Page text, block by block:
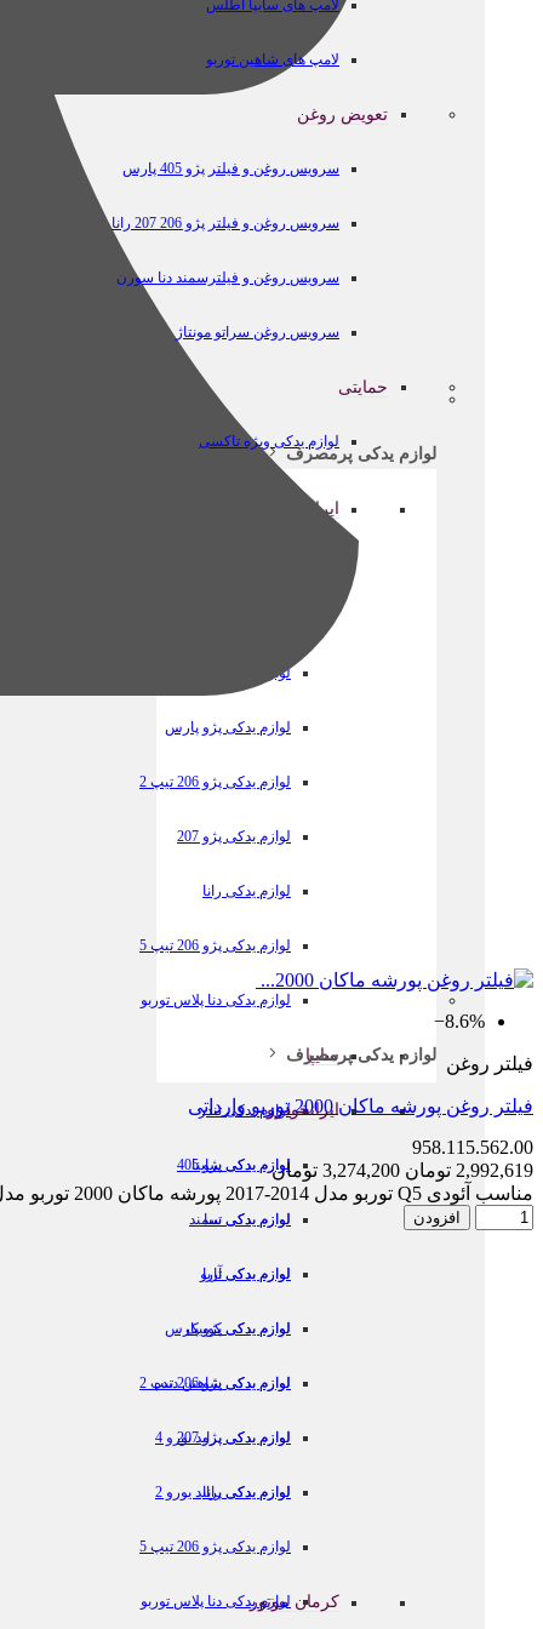
لوازم یدکی پرمصرف
ایرانخودرو
لوازم یدکی تارا
لوازم یدکی پژو پارس
لوازم یدکی پژو 206 تیپ 2
لوازم یدکی پژو 207
لوازم یدکی رانا
لوازم یدکی پژو 206 تیپ 5
لوازم یدکی دنا پلاس توربو
سایپا
لوازم یدکی تندر
لوازم یدکی ساینا
لوازم یدکی تیبا
لوازم یدکی آریو
لوازم یدکی کوییک
لوازم یدکی شاهین دنده
لوازم یدکی پراید یورو 4
لوازم یدکی پراید یورو 2
کرمان موتور
لوازم یدکی پرمصرف
ایرانخودرو
لوازم یدکی پژو 405
لوازم یدکی سمند
لوازم یدکی تارا
لوازم یدکی پژو پارس
لوازم یدکی پژو 206 تیپ 2
لوازم یدکی پژو 207
لوازم یدکی رانا
لوازم یدکی پژو 206 تیپ 5
لوازم یدکی دنا پلاس توربو
لامپ های سایپا اطلس
لامپ های شاهین توربو
تعویض روغن
سرویس روغن و فیلتر پژو 405 پارس
سرویس روغن و فیلتر پژو 206 207 رانا
سرویس روغن و فیلترسمند دنا سورن
سرویس روغن سراتو مونتاژ
حمایتی
لوازم یدکی ویژه تاکسی
‎−8.6%
فیلتر روغن
فیلتر روغن پورشه ماکان 2000 توربو وارداتی
958.115.562.00
2,992,619 تومان
3,274,200 تومان
مناسب آئودی Q5 توربو مدل 2014-2017 پورشه ماکان 2000 توربو مدل 2015-2019 فولکس واگن پاسات مدل 2017-2019 فولکس واگن تیگوان 2000 توربو 2018
افزودن